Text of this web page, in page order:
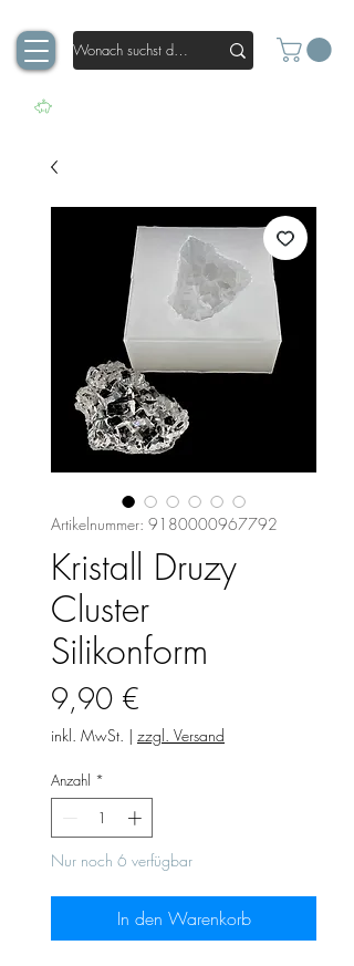
Artikelnummer: 9180000967792
Kristall Druzy
Cluster
Silikonform
9,90 €
inkl. MwSt. | zzgl. Versand
Anzahl *
Nur noch 6 verfügbar
In den Warenkorb